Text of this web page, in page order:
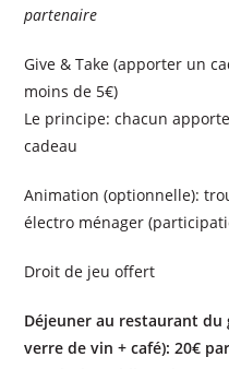
partenaire
Give & Take (apporter un
moins de 5€)
Le principe: chacun
cadeau
Animation (optionnelle):
électro ménager
Droit de jeu offert
Déjeuner au restaurant du
verre de vin + café): 20€